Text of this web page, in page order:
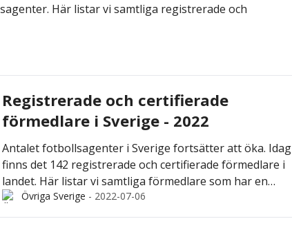
Här listar vi samtliga registrerade och
Registrerade och certifierade
förmedlare i Sverige - 2022
Antalet fotbollsagenter i Sverige fortsätter att öka. Idag
finns det 142 registrerade och certifierade förmedlare i
landet. Här listar vi samtliga förmedlare som har en
licens.Övriga Sverige - 2022-07-06